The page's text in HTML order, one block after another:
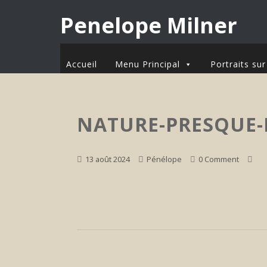
Penelope Milner
Accueil Menu Principal Portraits
NATURE-
13 août 2024 Pénélope 0 Comment